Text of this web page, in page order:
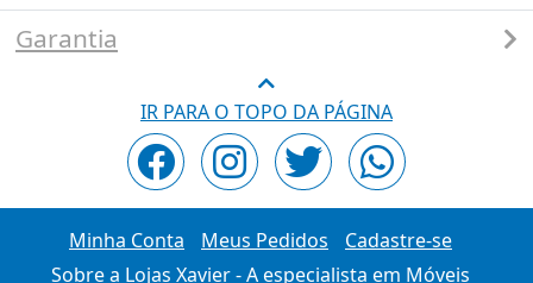
Garantia
IR PARA O TOPO DA PÁGINA
Minha Conta Meus Pedidos
Cadastre-se
Sobre a Lojas Xavier - A especialista em Móveis